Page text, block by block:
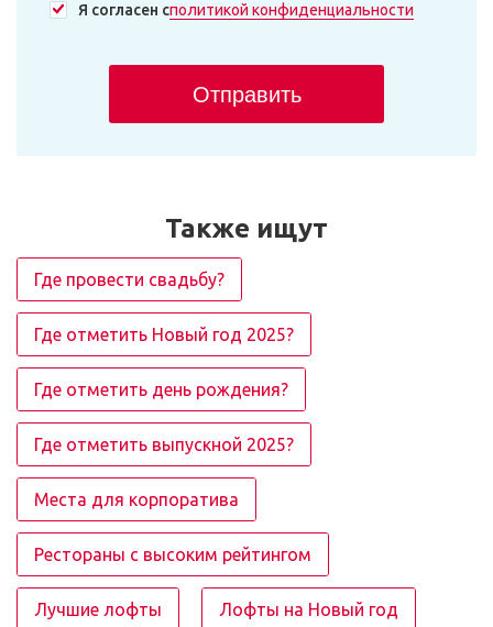
Я согласен сполитикой конфиденциальности
Отправить
Также ищут
Где провести свадьбу?
Где отметить Новый год 2025?
Где отметить день рождения?
Где отметить выпускной 2025?
Места для корпоратива
Рестораны с высоким рейтингом
Лучшие лофты Лофты на Новый год